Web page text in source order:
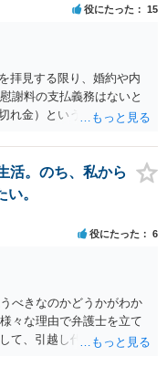
役にたった 15
拝見する限り、婚約や内
謝料の支払義務はないと
金）という名目で数十
ます。 4 合意書を取り交
ないことを確認する）を
活。のち、私から
。
役にたった 6
べきなのかどうかがわか
々な理由で弁護士を立て
て、引越し代等でどの程